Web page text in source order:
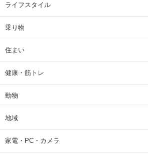
ライフスタイル
乗り物
住まい
健康・筋トレ
動物
地域
家電・PC・カメラ